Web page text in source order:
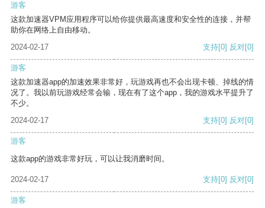
游客
这款加速器VPM应用程序可以给你提供最高速度和安全性的连接，并帮
助你在网络上自由移动。
2024-02-17
支持[0] 反对[0]
游客
这款加速器app的加速效果非常好，玩游戏再也不会出现卡顿、掉线的情
况了。我以前玩游戏经常会输，现在有了这个app，我的游戏水平提升了
不少。
2024-02-17
支持[0] 反对[0]
游客
这款app的游戏非常好玩，可以让我消磨时间。
2024-02-17 支持[0] 反对[0]
游客